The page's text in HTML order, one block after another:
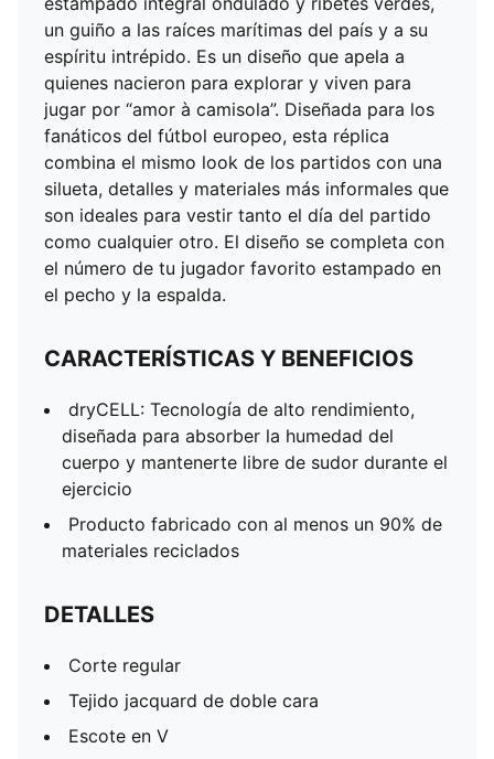
un guiño a las raíces marítimas del país y a su
espíritu intrépido. Es un diseño que apela a
quienes nacieron para explorar y viven para
jugar por “amor à camisola”. Diseñada para los
fanáticos del fútbol europeo, esta réplica
combina el mismo look de los partidos con una
silueta, detalles y materiales más informales que
son ideales para vestir tanto el día del partido
como cualquier otro. El diseño se completa con
el número de tu jugador favorito estampado en
el pecho y la espalda.
CARACTERÍSTICAS Y BENEFICIOS
dryCELL: Tecnología de alto rendimiento,
diseñada para absorber la humedad del
cuerpo y mantenerte libre de sudor durante el
ejercicio
Producto fabricado con al menos un 90% de
materiales reciclados
DETALLES
Corte regular
Tejido jacquard de doble cara
Escote en V